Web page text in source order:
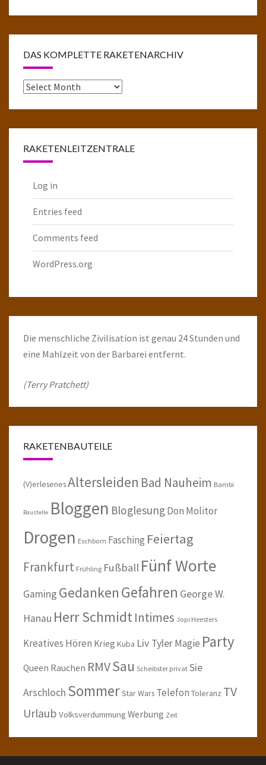
DAS KOMPLETTE RAKETENARCHIV
Das
RAKETENLEITZENTRALE
Log in
Entries feed
Comments feed
WordPress.org
Die menschliche Zivilisation ist genau 24 Stunden und
eine Mahlzeit von der Barbarei entfernt.
(Terry Pratchett)
RAKETENBAUTEILE
(V)erlesenesAltersleiden Bad Nauheim Bambi
Baustelle Bloggen BloglesungDon Molitor
Drogen Eschborn Fasching Feiertag
Frankfurt Frühling Fußball Fünf Worte
Gaming GedankenGefahren George W.
Hanau Herr SchmidtIntimes Jopi Heesters
Kreatives Hören Krieg Kuba Liv TylerMagie Party
Queen Rauchen RMVSau Scheibster privat Sie
Arschloch SommerStar Wars Telefon Toleranz TV
Urlaub Volksverdummung Werbung Zeit